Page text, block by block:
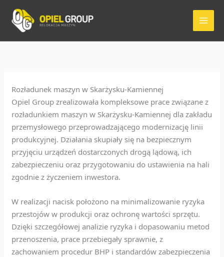
treści
Rozładunek maszyn w Skarżysku-Kamiennej
Opiel Group zrealizowała kompleksowe prace związane z
rozładunkiem maszyn w Skarżysku-Kamiennej dla zakładu
przemysłowego przeprowadzającego modernizację linii
produkcyjnej. Działania skupiały się na bezpiecznym
przyjęciu urządzeń dostarczonych drogą lądową, ich
zabezpieczeniu oraz przygotowaniu do ustawienia na hali
zgodnie z życzeniem inwestora.
W realizacji nacisk położono na minimalizowanie ryzyka
przestojów w produkcji oraz ochronę wartości sprzętu.
Dzięki szczegółowej analizie ryzyka i dopasowaniu metod
przenoszenia, prace przebiegały sprawnie, z
zachowaniem procedur BHP i standardów zabezpieczenia